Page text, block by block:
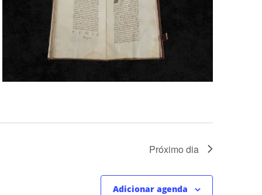
Próximo dia
Adicionar agenda